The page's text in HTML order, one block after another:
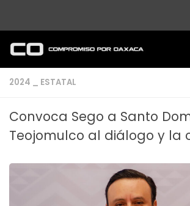
2024 _ ESTATAL
Convoca Sego a Santo
Teojomulco al diálogo y la